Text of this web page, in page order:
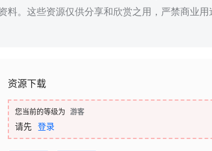
料。这些资源仅供分享和欣赏之用，严禁商业
资源下载
您当前的等级为 游客
请先 登录